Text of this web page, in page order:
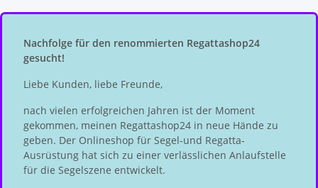
Nachfolge für den renommierten Regattashop24
gesucht!
Liebe Kunden, liebe Freunde,
nach vielen erfolgreichen Jahren ist der Moment
gekommen, meinen Regattashop24 in neue Hände zu
geben. Der Onlineshop für Segel-und Regatta-
Ausrüstung hat sich zu einer verlässlichen Anlaufstelle
für die Segelszene entwickelt.